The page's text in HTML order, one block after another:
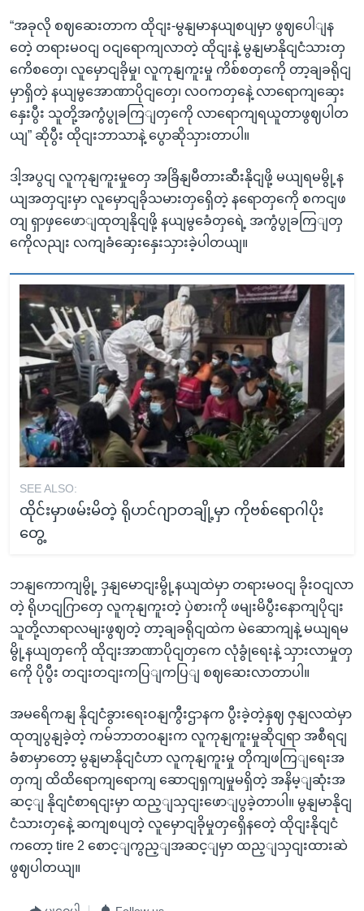
“အခုလို စဈဆေးတာက ထိုငျး-မွနျမာနယျစပျမှာ ဖွဈပေါျန
တေဲ့ တရားမဝငျ ဝငျရောကျလာတဲ့ ထိုငျးနဲ့ မွနျမာနိုငျငံသားတှ
ကေိစတှေ၊ လူမှောငျခိုမှု၊ လူကုနျကူးမှု ကိစ်စတှကေို တာ့ချခရိုငျ
မှာရှိတဲ့ နယျမွအောဏာပိုငျတှေ၊ လဝကတှနေဲ့ လာရောကျဆှေး
နှေးပွီး သူတို့အကွံပွုခကြျတှကေို လာရောကျရယူတာဖွဈပါတ
ယျ” ဆိုပွီး ထိုငျးဘာသာနဲ့ ပွောဆိုသှားတာပါ။
ဒါ့အပွငျ လူကုနျကူးမှုတှေ အခြိနျမီတားဆီးနိုငျဖို့ မယျရမမွို့န
ယျအတှငျးမှာ လူမှောငျခိုသမားတှရှေိတဲ့ နရောတှကေို စကငျဖ
တျ ရှာဖှဖေောျထုတျနိုငျဖို့ နယျမွခေံတှရေဲ့ အကွံပွုခကြျတှ
ကေိုလညျး လကျခံဆှေးနှေးသှားခဲ့ပါတယျ။
SEE ALSO:
ထိုင်းမှာဖမ်းမိတဲ့ ရိုဟင်ဂျာတချို့မှာ ကိုဗစ်ရောဂါပိုး
တွေ့
ဘနျကောကျမွို့ ဒှနျမောငျးမွို့နယျထဲမှာ တရားမဝငျ ခိုးဝငျလာ
တဲ့ ရိုဟငျဂြာတှေ လူကုနျကူးတဲ့ ပှဲစားကို ဖမျးမိပွီးနောကျပိုငျး
သူတို့လာရာလမျးဖွဈတဲ့ တာ့ချခရိုငျထဲက မဲဆောကျနဲ့ မယျရမ
မွို့နယျတှကေို ထိုငျးအာဏာပိုငျတှကေ လုံခွုံရေးနဲ့ သှားလာမှုတှ
ကေို ပိုပွီး တငျးတငျးကပြျကပြျ စဈဆေးလာတာပါ။
အမရေိကနျ နိုငျငံခွားရေးဝနျကွီးဌာနက ပွီးခဲ့တဲ့နှဈ ဇှနျလထဲမှာ
ထုတျပွနျခဲ့တဲ့ ကမ်ဘာတဝနျးက လူကုနျကူးမှုဆိုငျရာ အစီရငျ
ခံစာမှာတော့ မွနျမာနိုငျငံဟာ လူကုနျကူးမှု တိုကျဖကြျရေးအ
တှကျ ထိထိရောကျရောကျ ဆောငျရှကျမှုမရှိတဲ့ အနိမ့ျဆုံးအ
ဆင့ျ နိုငျငံစာရငျးမှာ ထည့ျသှငျးဖောျပွခဲ့တာပါ။ မွနျမာနိုငျ
ငံသားတှနေဲ့ ဆကျစပျတဲ့ လူမှောငျခိုမှုတှရှေိနတေဲ့ ထိုငျးနိုငျငံ
ကတော့ tire 2 စောင့ျကွည့ျအဆင့ျမှာ ထည့ျသှငျးထားဆဲ
ဖွဈပါတယျ။